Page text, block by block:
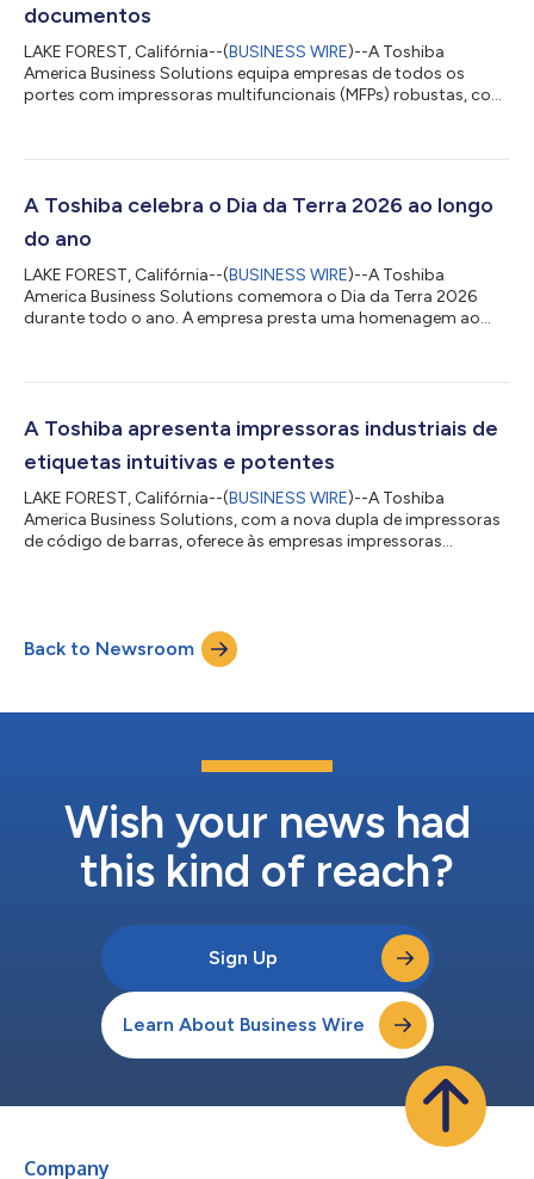
documentos
LAKE FOREST, Califórnia--(BUSINESS WIRE)--A Toshiba
America Business Solutions equipa empresas de todos os
portes com impressoras multifuncionais (MFPs) robustas, com
Potência para o fluxo de trabalho diário A mais nova série e-
carta (A4), combina a potência, o desempenho e a
formato led...
A Toshiba celebra o Dia da Terra 2026 ao longo
do ano
LAKE FOREST, Califórnia--(BUSINESS WIRE)--A Toshiba
America Business Solutions comemora o Dia da Terra 2026
durante todo o ano. A empresa presta uma homenagem ao
proteger áreas abertas contra o lixo eletrônico. Somente em
árvores padrão nos Estados Unidos, na Romênia, na Malásia, na
França, na Tanzânia e no Canadá. A empres...
A Toshiba apresenta impressoras industriais de
etiquetas intuitivas e potentes
LAKE FOREST, Califórnia--(BUSINESS WIRE)--A Toshiba
America Business Solutions, com a nova dupla de impressoras
de código de barras, oferece às empresas impressoras
manufatura e varejo. Elevando o padrão da etiquetagem
industrial As impressoras de código de barras robustas e de
alto desempenho BX610T e BX620T, da Toshiba, contam c...
Back to Newsroom
Wish your news had
this kind of reach?
Sign Up
Learn About Business Wire
Company